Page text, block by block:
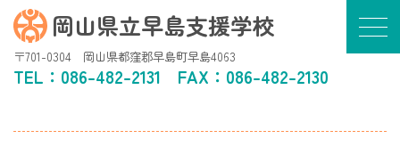
岡山県立早島支援学校
〒701-0304 岡山県都窪郡早島町早島4063
TEL： 086-482-2131 FAX：086-482-2130